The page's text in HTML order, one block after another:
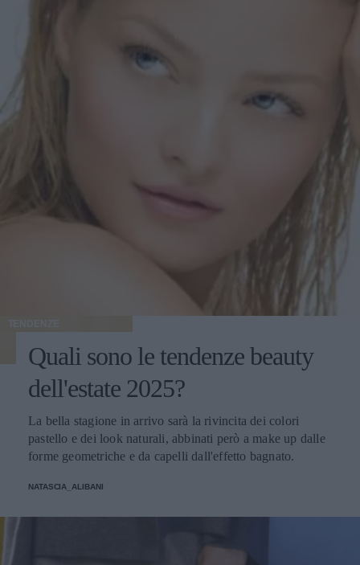
TENDENZE
Quali sono le tendenze beauty
dell'estate 2025?
La bella stagione in arrivo sarà la rivincita dei colori
pastello e dei look naturali, abbinati però a make up dalle
forme geometriche e da capelli dall'effetto bagnato.
NATASCIA_ALIBANI